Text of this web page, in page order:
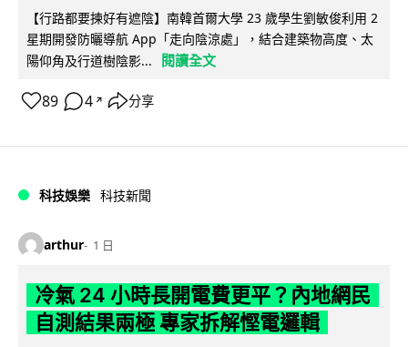
【行路都要揀好有遮陰】南韓首爾大學 23 歲學生劉敏俊利用 2
星期開發防曬導航 App「走向陰涼處」，結合建築物高度、太
陽仰角及行道樹陰影...
閱讀全文
89 4 ↗ 分享
科技娛樂 科技新聞
arthur 1 日
冷氣 24 小時長開電費更平？內地網民
自測結果兩極 專家拆解慳電邏輯